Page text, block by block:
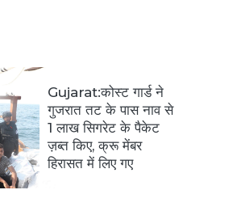
Gujarat:कोस्ट गार्ड ने
गुजरात तट के पास नाव से
1 लाख सिगरेट के पैकेट
ज़ब्त किए, क्रू मेंबर
हिरासत में लिए गए